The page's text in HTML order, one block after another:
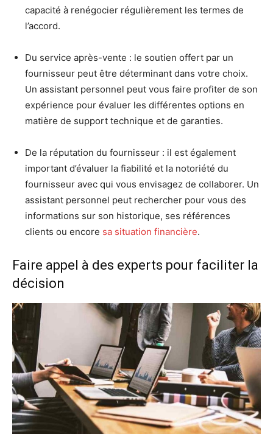
capacité à renégocier régulièrement les termes de
l’accord.
Du service après-vente : le soutien offert par un
fournisseur peut être déterminant dans votre choix.
Un assistant personnel peut vous faire profiter de son
expérience pour évaluer les différentes options en
matière de support technique et de garanties.
De la réputation du fournisseur : il est également
important d’évaluer la fiabilité et la notoriété du
fournisseur avec qui vous envisagez de collaborer. Un
assistant personnel peut rechercher pour vous des
informations sur son historique, ses références
clients ou encore sa situation financière.
Faire appel à des experts pour faciliter la
décision